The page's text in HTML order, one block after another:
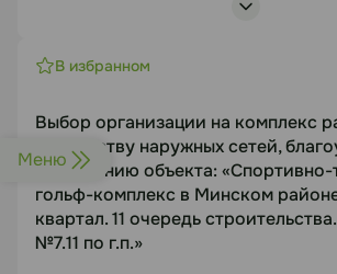
Меню
инфраструктуры в районе деревни
строительства. Жилой дом №14.7 по
Выбор подрядной организации на
работ по чистовой отделке
строительстве объекта:
Срок подачи
14.08.2026
Выбор организации на комплекс
устройству наружных сетей,
озеленению объекта: «Спортивно-
гольф-комплекс в Минском
квартал. 11 очередь
№7.11 по г.п.»
В избранном